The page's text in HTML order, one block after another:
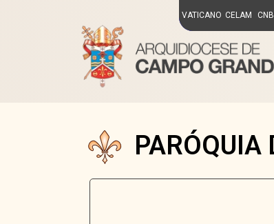
VATICANO CELAM
PARÓQUIA